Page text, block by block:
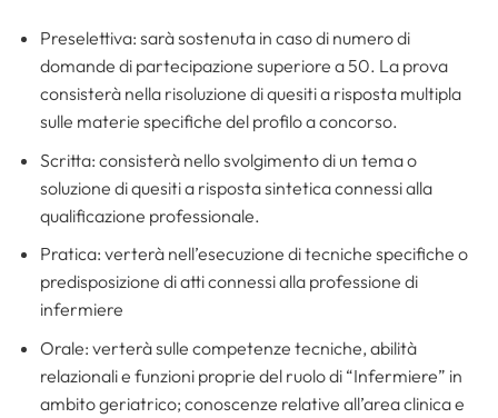
Preselettiva: sarà sostenuta in caso di numero di
domande di partecipazione superiore a 50. La prova
consisterà nella risoluzione di quesiti a risposta multipla
sulle materie specifiche del profilo a concorso.
Scritta: consisterà nello svolgimento di un tema o
soluzione di quesiti a risposta sintetica connessi alla
qualificazione professionale.
Pratica: verterà nell’esecuzione di tecniche specifiche o
predisposizione di atti connessi alla professione di
infermiere
Orale: verterà sulle competenze tecniche, abilità
relazionali e funzioni proprie del ruolo di “Infermiere” in
ambito geriatrico; conoscenze relative all’area clinica e